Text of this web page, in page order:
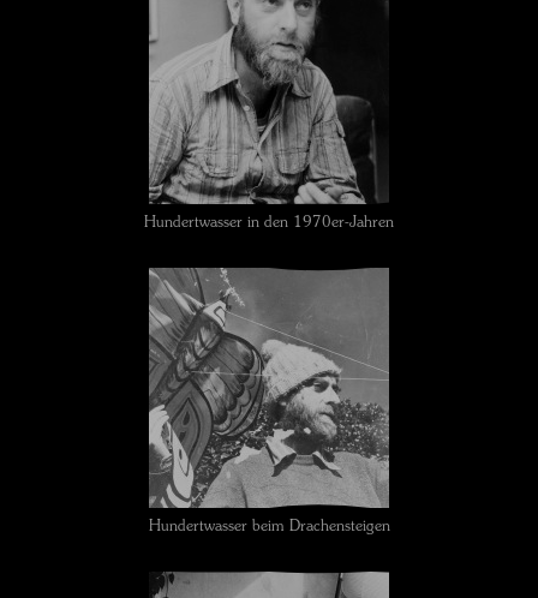
Hundertwasser in den 1970er-Jahren
Hundertwasser beim Drachensteigen